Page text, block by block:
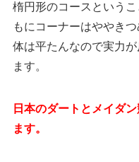
楕円形のコースという
もにコーナーはややき
体は平たんなので実力
ます。
日本のダートとメイダ
ます。